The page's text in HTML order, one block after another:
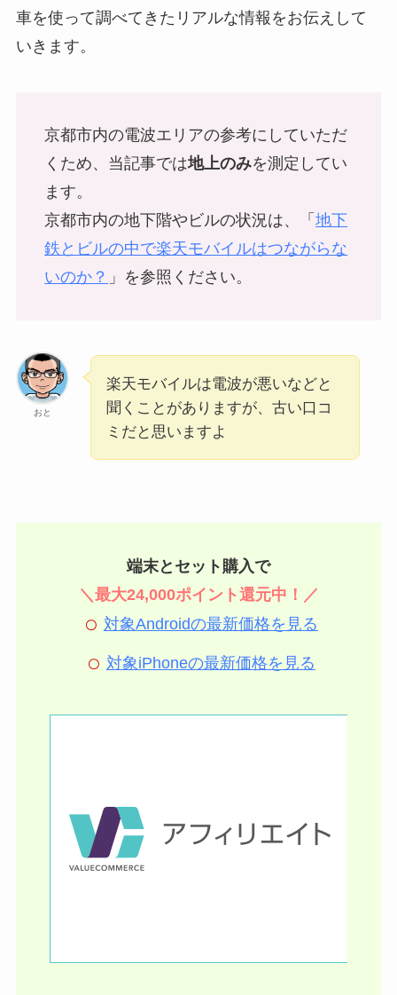
車を使って調べてきたリアルな情報をお伝えして
いきます。
京都市内の電波エリアの参考にしていただ
くため、当記事では地上のみを測定してい
ます。
京都市内の地下階やビルの状況は、「地下
鉄とビルの中で楽天モバイルはつながらな
いのか？ 」を参照ください。
おと
楽天モバイルは電波が悪いなどと
聞くことがありますが、古い口コ
ミだと思いますよ
端末とセット購入で
＼最大24,000ポイント還元中！／
対象Androidの最新価格を見る
対象iPhoneの最新価格を見る